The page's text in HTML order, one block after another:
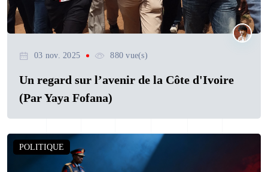
03 nov. 2025 880 vue(s)
Un regard sur l’avenir de la Côte d'Ivoire
(Par Yaya Fofana)
POLITIQUE